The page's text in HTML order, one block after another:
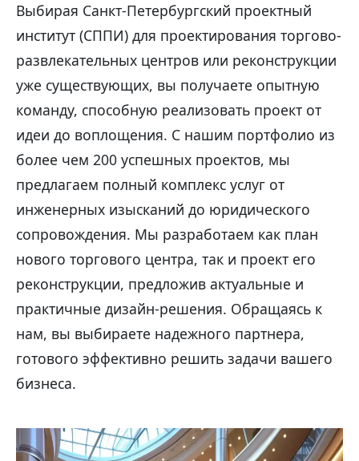
Выбирая Санкт-Петербургский проектный
институт (СППИ) для проектирования торгово-
развлекательных центров или реконструкции
уже существующих, вы получаете опытную
команду, способную реализовать проект от
идеи до воплощения. С нашим портфолио из
более чем 200 успешных проектов, мы
предлагаем полный комплекс услуг от
инженерных изысканий до юридического
сопровождения. Мы разработаем как план
нового торгового центра, так и проект его
реконструкции, предложив актуальные и
практичные дизайн-решения. Обращаясь к
нам, вы выбираете надежного партнера,
готового эффективно решить задачи вашего
бизнеса.